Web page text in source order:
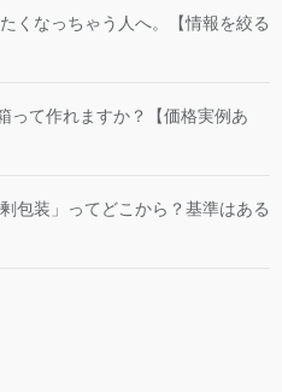
くなっちゃう人へ。【情報を絞る
って作れますか？【価格実例あ
包装」ってどこから？基準はある